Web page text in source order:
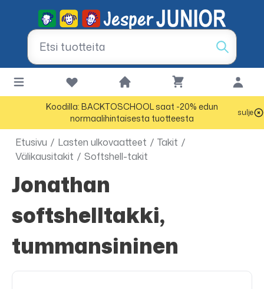
Koodilla: BACKTOSCHOOL saat -20% edun
normaalihintaisesta tuotteesta
sulje
Etusivu / Lasten ulkovaatteet / Takit /
Välikausitakit / Softshell-takit
Jonathan
softshelltakki,
tummansininen